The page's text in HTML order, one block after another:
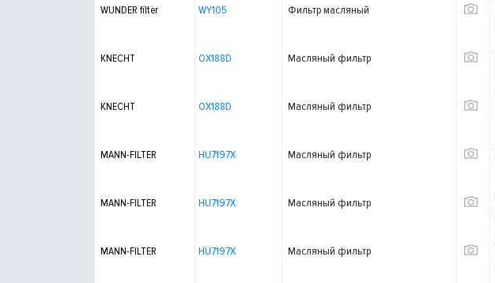
WUNDER filter WY105 Фильтр масляный
KNECHT OX188D Масляный фильтр
KNECHT OX188D Масляный фильтр
MANN-FILTER HU7197X Масляный фильтр
MANN-FILTER HU7197X Масляный фильтр
MANN-FILTER HU7197X Масляный фильтр